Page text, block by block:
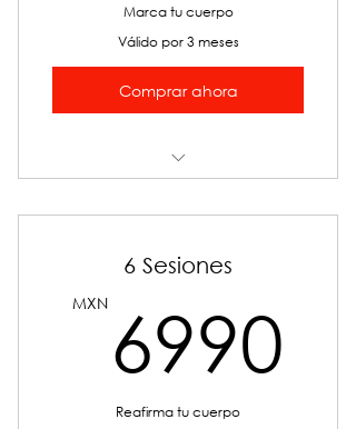
Marca tu cuerpo
Válido por 3 meses
Comprar ahora
6 Sesiones
MXN 6990
Reafirma tu cuerpo